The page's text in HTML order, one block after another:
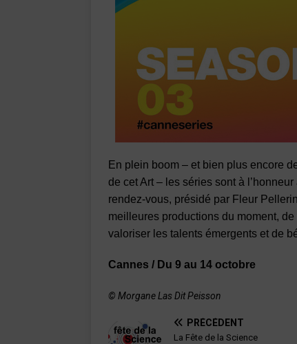
En plein boom – et bien plus encore
de cet Art – les séries sont à
rendez-vous, présidé par Fleur
meilleures productions du moment,
valoriser les talents émergents et de
Cannes / Du 9 au 14 octobre
© Morgane Las Dit Peisson
PRÉCÉDENT
La Fête de la Science